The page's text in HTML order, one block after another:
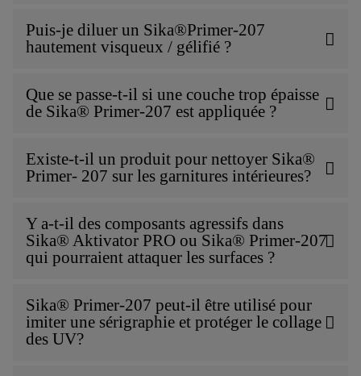
Puis-je diluer un Sika®Primer-207
hautement visqueux / gélifié ?
Que se passe-t-il si une couche trop épaisse
de Sika® Primer-207 est appliquée ?
Existe-t-il un produit pour nettoyer Sika®
Primer- 207 sur les garnitures intérieures?
Y a-t-il des composants agressifs dans
Sika® Aktivator PRO ou Sika® Primer-207
qui pourraient attaquer les surfaces ?
Sika® Primer-207 peut-il être utilisé pour
imiter une sérigraphie et protéger le collage
des UV?